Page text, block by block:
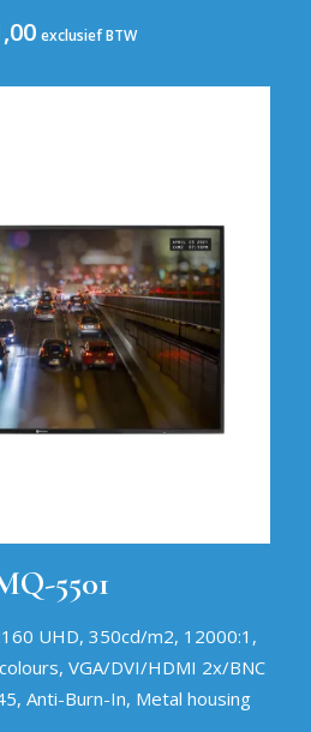
exclusief BTW
5501
UHD, 350cd/m2, 12000:1,
VGA/DVI/HDMI 2x/BNC
Anti-Burn-In, Metal housing